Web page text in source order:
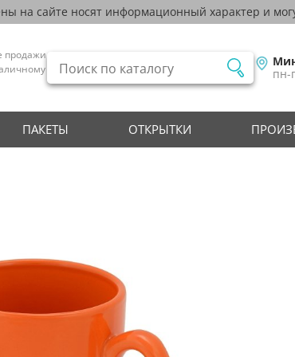
на сайте носят информационный характер и
продажи
пн-
ПАКЕТЫ ОТКРЫТКИ